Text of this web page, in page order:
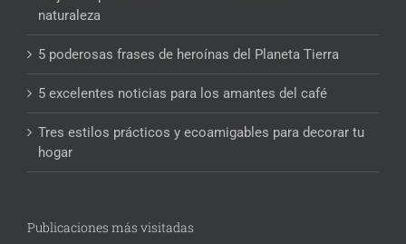
naturaleza
5 poderosas frases de heroínas del Planeta Tierra
5 excelentes noticias para los amantes del café
Tres estilos prácticos y ecoamigables para decorar tu
hogar
Publicaciones más visitadas